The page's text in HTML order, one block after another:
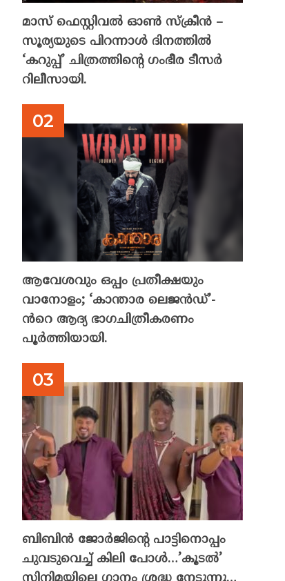
മാസ് ഫെസ്റ്റിവൽ ഓൺ സ്‌ക്രീൻ –
സൂര്യയുടെ പിറന്നാൾ ദിനത്തിൽ
‘കറുപ്പ്’ ചിത്രത്തിന്റെ ഗംഭീര ടീസർ
റിലീസായി.
ആവേശവും ഒപ്പം പ്രതീക്ഷയും
വാനോളം; ‘കാന്താര ലെജൻഡ്’-
ൻറെ ആദ്യ ഭാഗചിത്രീകരണം
പൂർത്തിയായി.
ബിബിൻ ജോർജിന്റെ പാട്ടിനൊപ്പം
ചുവടുവെച്ച് കിലി പോൾ…’കൂടൽ’